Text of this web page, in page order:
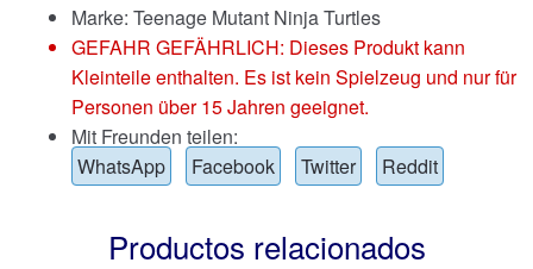
Marke: Teenage Mutant Ninja Turtles
GEFAHR GEFÄHRLICH: Dieses Produkt kann
Kleinteile enthalten. Es ist kein Spielzeug und nur für
Personen über 15 Jahren geeignet.
Mit Freunden teilen:
WhatsApp
Facebook Twitter Reddit
Productos relacionados